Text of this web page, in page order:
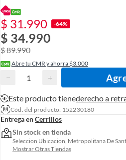
$ 31.990 -64%
$ 34.990
$ 89.990
Abre tu CMR y ahorra $3.000
− +
Este producto tienederecho a
Cód. del producto: 152230180
Entrega enCerrillos
Sin stock en tienda
Seleccion Ubicacion, Metropolitana De
Mostrar Otras Tiendas